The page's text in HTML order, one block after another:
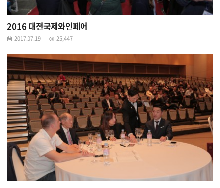
2016 대전국제와인페어
2017.07.19 25,447